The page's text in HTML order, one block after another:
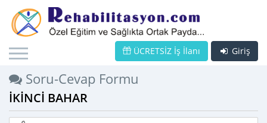
Giriş
ÜCRETSİZ İş İlanı
Soru-Cevap Formu
İKİNCİ BAHAR